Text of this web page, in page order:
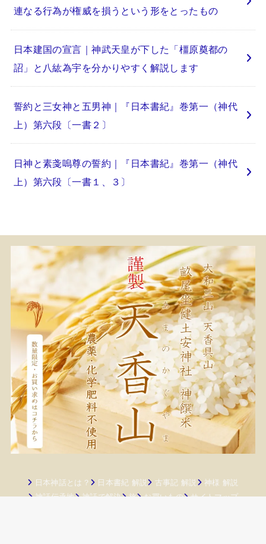
連なる行為が権威を損うという形をとったもの
日本建国の宣言｜神武天皇が下した「橿原奠都の
詔」と八紘為宇を分かりやすく解説します
誓約と三女神と五男神｜『日本書紀』巻第一（神代
上）第六段〔一書２〕
日神と素戔嗚尊の誓約｜『日本書紀』巻第一（神代
上）第六段〔一書１、３〕
日本神話とは？ 日本書紀 解説 古事記 解説
神様 解説
神話伝承地
神話で解決 旅 お買いもの
サイトマップ